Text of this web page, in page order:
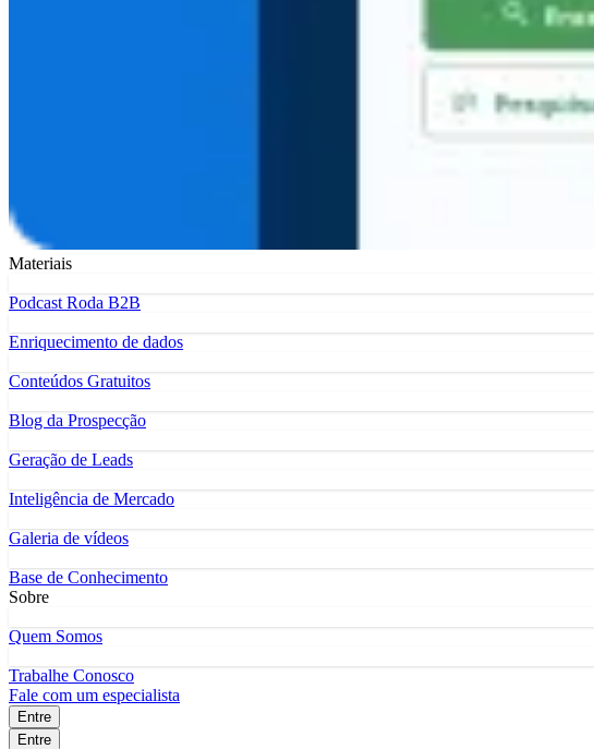
Materiais
Podcast Roda B2B
Enriquecimento de dados
Conteúdos Gratuitos
Blog da Prospecção
Geração de Leads
Inteligência de Mercado
Galeria de vídeos
Base de Conhecimento
Sobre
Quem Somos
Trabalhe Conosco
Fale com um especialista
Entre
Entre